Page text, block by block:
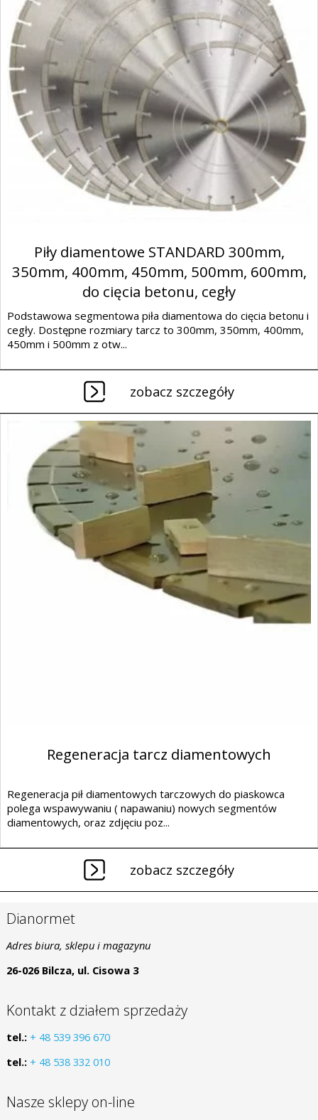
Piły diamentowe STANDARD 300mm,
350mm, 400mm, 450mm, 500mm, 600mm,
do cięcia betonu, cegły
Podstawowa segmentowa piła diamentowa do cięcia betonu i
cegły. Dostępne rozmiary tarcz to 300mm, 350mm, 400mm,
450mm i 500mm z otw...
zobacz szczegóły
Regeneracja tarcz diamentowych
Regeneracja pił diamentowych tarczowych do piaskowca
polega wspawywaniu ( napawaniu) nowych segmentów
diamentowych, oraz zdjęciu poz...
zobacz szczegóły
Dianormet
Adres biura, sklepu i magazynu
26-026 Bilcza, ul. Cisowa 3
Kontakt z działem sprzedaży
tel.: + 48 539 396 670
tel.: + 48 538 332 010
Nasze sklepy on-line